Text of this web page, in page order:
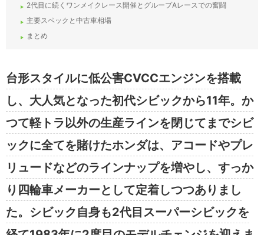
2代目に続くワンメイクレース開催とグループAレースでの奮闘
主要スペックと中古車相場
まとめ
台形スタイルに低公害CVCCエンジンを搭載
し、大人気となった初代シビックから11年。か
つて軽トラ以外の生産ラインを閉じてまでシビ
ックに全てを賭けたホンダは、アコードやプレ
リュードなどのラインナップを増やし、すっか
り四輪車メーカーとして定着しつつありまし
た。シビック自身も2代目スーパーシビックを